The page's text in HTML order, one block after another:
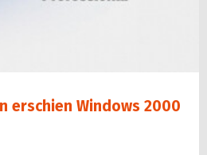
erschien Windows 2000